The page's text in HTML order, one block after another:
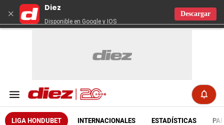
×
Diez
Disponible en Google y IOS
Descargar
LIGA HONDUBET INTERNACIONALES ESTADÍSTICAS